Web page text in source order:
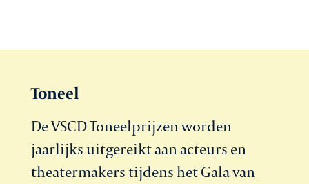
Toneel
De VSCD Toneelprijzen worden
jaarlijks uitgereikt aan acteurs en
theatermakers tijdens het Gala van